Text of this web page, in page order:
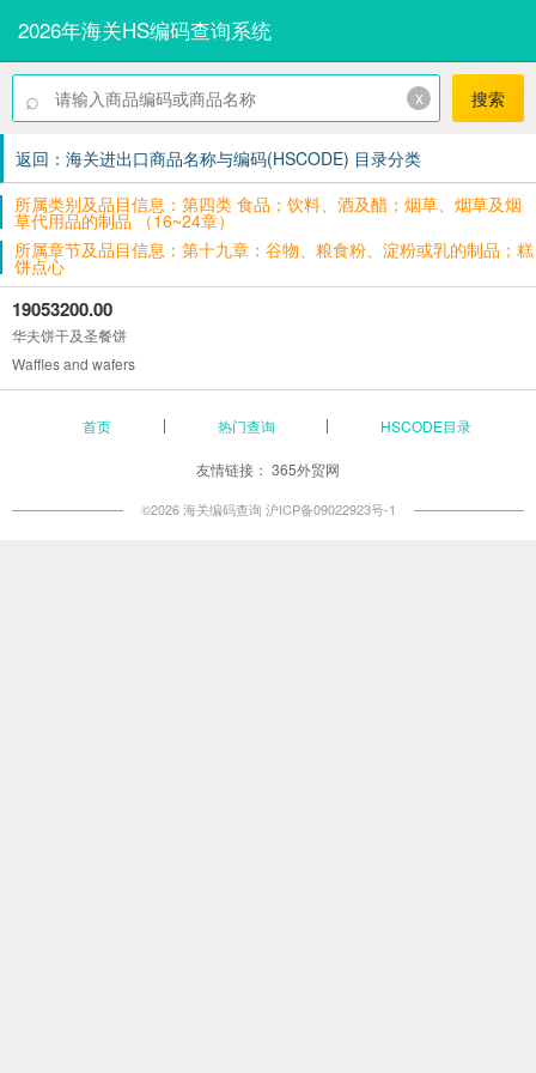
2026年海关HS编码查询系统
⌕ x 搜索
返回：海关进出口商品名称与编码(HSCODE) 目录分类
所属类别及品目信息：第四类 食品；饮料、酒及醋；烟草、烟草及烟
草代用品的制品 （16~24章）
所属章节及品目信息：第十九章：谷物、粮食粉、淀粉或乳的制品；糕
饼点心
19053200.00
华夫饼干及圣餐饼
Waffles and wafers
首页 热门查询 HSCODE目录
友情链接： 365外贸网
©2026 海关编码查询 沪ICP备09022923号-1